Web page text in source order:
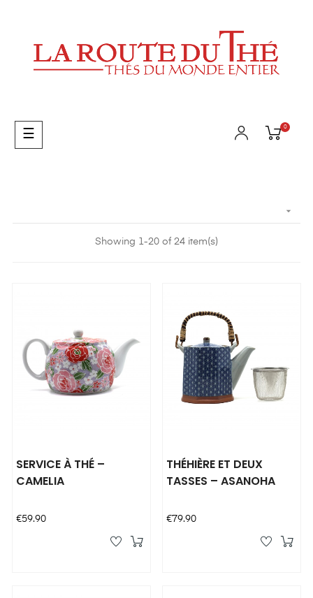
0
Toggle
navigation
☰

Showing 1-20 of 24 item(s)
SERVICE À THÉ –
CAMELIA
Price
€59.90
THÉHIÈRE ET DEUX
TASSES – ASANOHA
Price
€79.90